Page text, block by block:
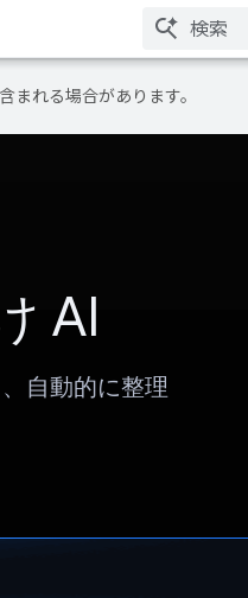
まれる場合があります。
AI
自動的に整理